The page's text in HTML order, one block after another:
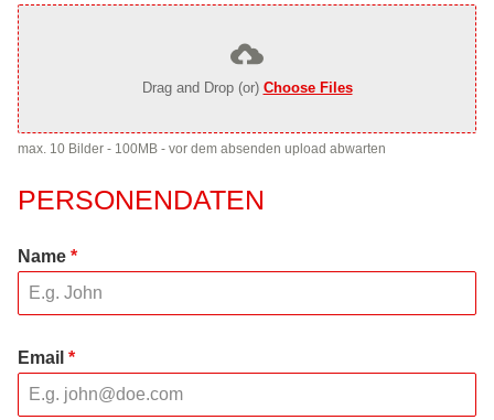
Drag and Drop (or) Choose Files
max. 10 Bilder - 100MB - vor dem absenden upload abwarten
PERSONENDATEN
Name *
Email *